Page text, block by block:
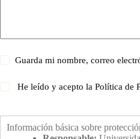
Guarda mi nombre, correo
He leído y acepto laPolítica de
Información básica sobre